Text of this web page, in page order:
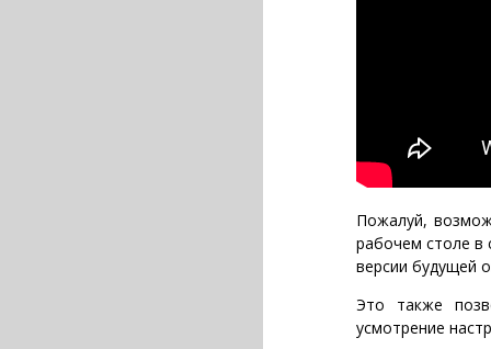
Пожалуй,
рабочем столе в
версии будущей
Это также
усмотрение